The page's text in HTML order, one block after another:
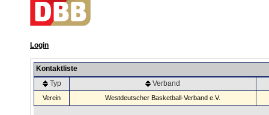
Login
Kontaktliste
Typ
Verband
Verein Westdeutscher Basketball-Verband e.V.